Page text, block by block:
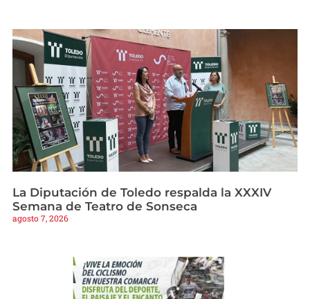
La Diputación de Toledo respalda la XXXIV
Semana de Teatro de Sonseca
agosto 7, 2026